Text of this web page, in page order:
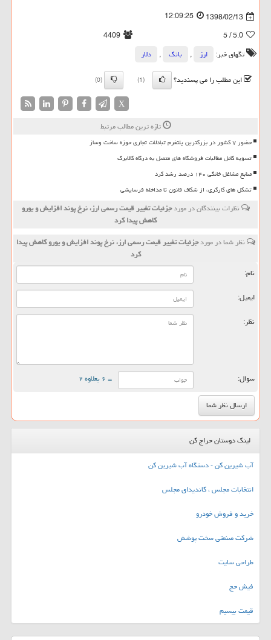
1398/02/13
12:09:25
5.0
/ 5
4409
تگهای خبر:
ارز , بانك ,
دلار
این مطلب را می پسندید؟
(1)
(0)
X
تازه ترین مطالب مرتبط
حضور ۷ کشور در بزرگترین پلتفرم تبادلات تجاری حوزه ساخت وساز
تسویه کامل مطالبات فروشگاه های متصل به درگاه کالابرگ
منابع مشاغل خانگی ۱۴۰ درصد رشد کرد
تشکل های کارگری، از شکاف قانون تا مداخله فرسایشی
نظرات بینندگان در موردجزئیات تغییر قیمت رسمی ارز، نرخ پوند افزایش و یورو
كاهش پیدا كرد
نظر شما در موردجزئیات تغییر قیمت رسمی ارز، نرخ پوند افزایش و یورو كاهش پیدا
كرد
نام:
ایمیل:
نظر:
سوال: = ۶ بعلاوه ۲
لینک دوستان حراج کن
آب شیرین کن - دستگاه آب شیرین کن
انتخابات مجلس ، کاندیدای مجلس
خرید و فروش خودرو
شرکت صنعتی سخت پوشش
طراحی سایت
فیش حج
قیمت بیسیم